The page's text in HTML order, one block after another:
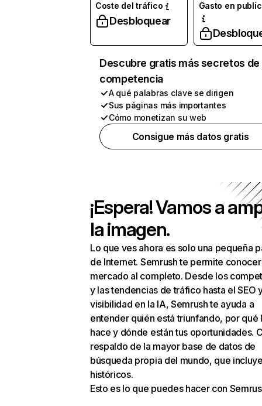
Coste del tráfico
Desbloquear
Gasto en
Descubre gratis más secretos de
competencia
A qué palabras clave se dirigen
Sus páginas más importantes
Cómo monetizan su web
Consigue más datos gratis
¡Espera! Vamos a
la imagen.
Lo que ves ahora es solo una pequeña
de Internet. Semrush te permite
mercado al completo. Desde los
y las tendencias de tráfico hasta el SEO
visibilidad en la IA, Semrush te ayuda a
entender quién está triunfando, por qué
hace y dónde están tus oportunidades.
respaldo de la mayor base de datos de
búsqueda propia del mundo, que
históricos.
Esto es lo que puedes hacer con